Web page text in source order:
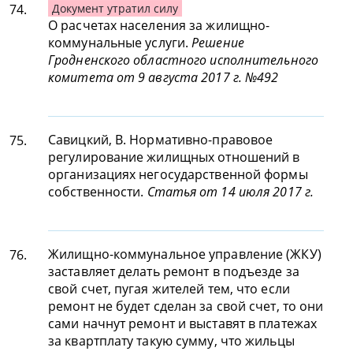
74. Документ утратил силу
О расчетах населения за жилищно-
коммунальные услуги.Решение
Гродненского областного исполнительного
комитета от 9 августа 2017 г. №492
75.
Савицкий, В. Нормативно-правовое
регулирование жилищных отношений в
организациях негосударственной формы
собственности. Статья от 14 июля 2017 г.
76.
Жилищно-коммунальное управление (ЖКУ)
заставляет делать ремонт в подъезде за
свой счет, пугая жителей тем, что если
ремонт не будет сделан за свой счет, то они
сами начнут ремонт и выставят в платежах
за квартплату такую сумму, что жильцы